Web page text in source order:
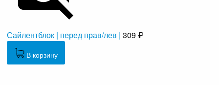
Сайлентблок | перед прав/лев | 309 ₽
В корзину